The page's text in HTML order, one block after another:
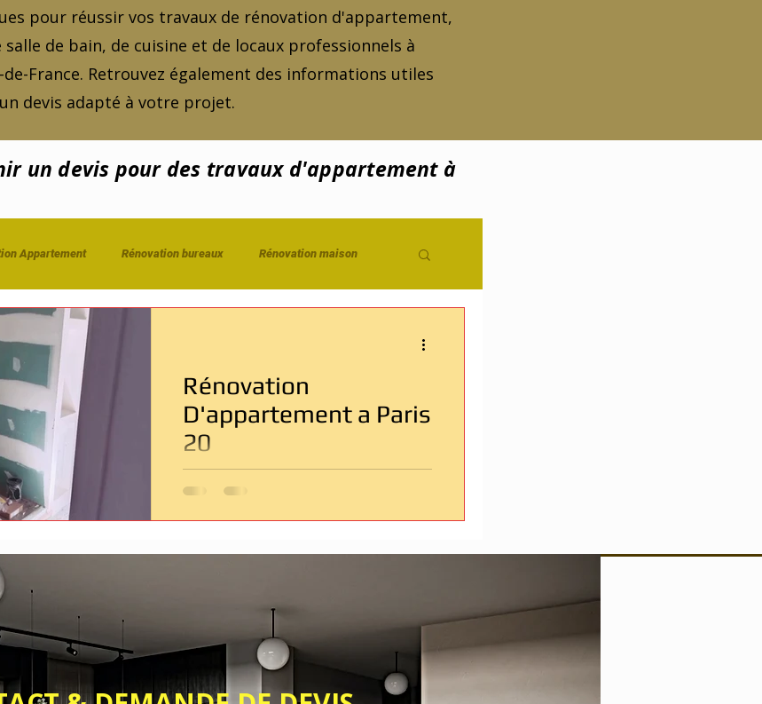
pour réussir vos travaux de rénovation d'appartement,
salle de bain, de cuisine et de locaux professionnels à
de-France. Retrouvez également des informations utiles
devis adapté à votre projet.
un devis pour des travaux d'appartement à
Appartement Rénovation bureaux Rénovation maison
de rénovation Paris
Dépannage & Urgence
Rénovation
D'appartement a Paris
20